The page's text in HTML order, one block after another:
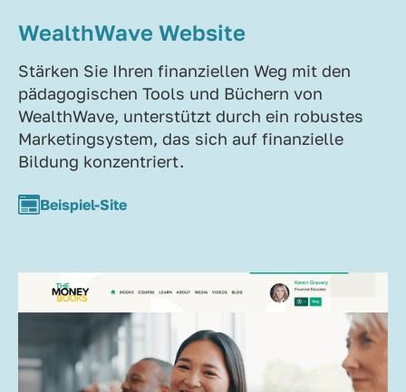
WealthWave Website
Stärken Sie Ihren finanziellen Weg mit den
pädagogischen Tools und Büchern von
WealthWave, unterstützt durch ein robustes
Marketingsystem, das sich auf finanzielle
Bildung konzentriert.
Beispiel-Site